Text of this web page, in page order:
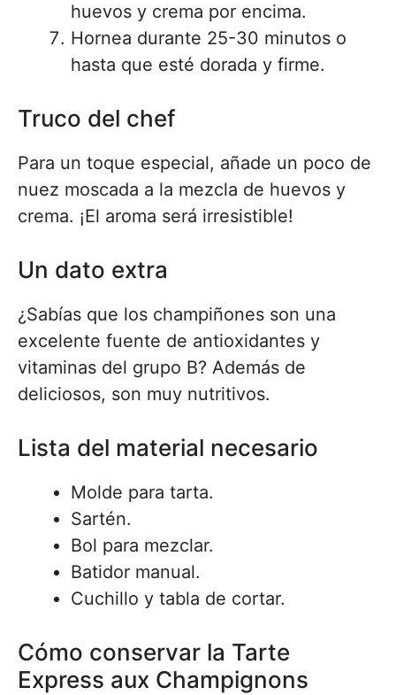
huevos y crema por encima.
Hornea durante 25-30 minutos o
hasta que esté dorada y firme.
Truco del chef
Para un toque especial, añade un poco de
nuez moscada a la mezcla de huevos y
crema. ¡El aroma será irresistible!
Un dato extra
¿Sabías que los champiñones son una
excelente fuente de antioxidantes y
vitaminas del grupo B? Además de
deliciosos, son muy nutritivos.
Lista del material necesario
Molde para tarta.
Sartén.
Bol para mezclar.
Batidor manual.
Cuchillo y tabla de cortar.
Cómo conservar la Tarte
Express aux Champignons